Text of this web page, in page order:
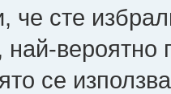
че сте
най-
се